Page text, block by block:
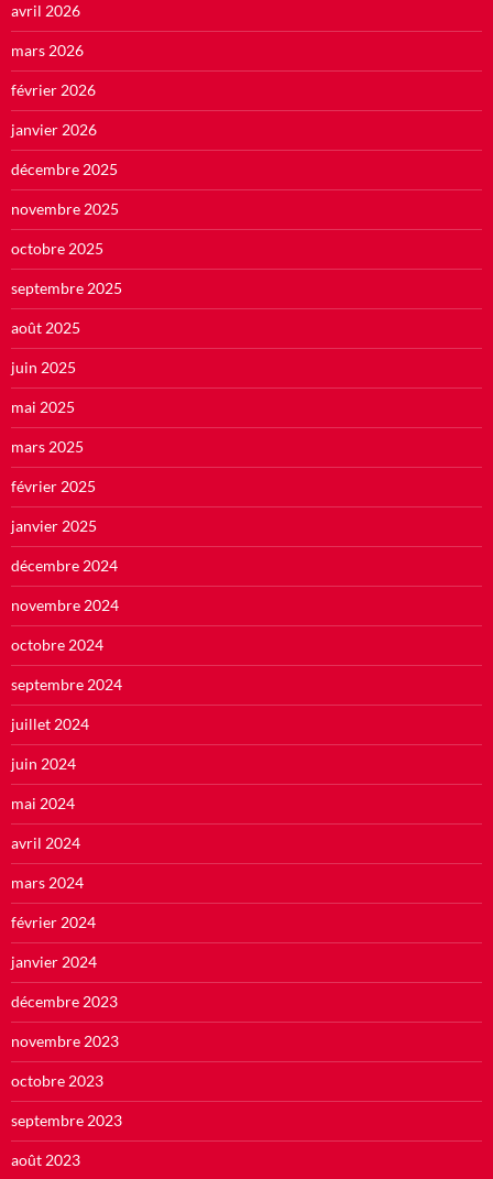
avril 2026
mars 2026
février 2026
janvier 2026
décembre 2025
novembre 2025
octobre 2025
septembre 2025
août 2025
juin 2025
mai 2025
mars 2025
février 2025
janvier 2025
décembre 2024
novembre 2024
octobre 2024
septembre 2024
juillet 2024
juin 2024
mai 2024
avril 2024
mars 2024
février 2024
janvier 2024
décembre 2023
novembre 2023
octobre 2023
septembre 2023
août 2023